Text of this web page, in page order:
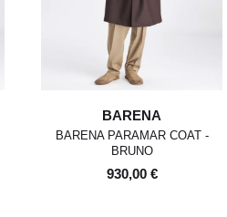
BARENA
BARENA PARAMAR COAT -
BRUNO
930,00 €